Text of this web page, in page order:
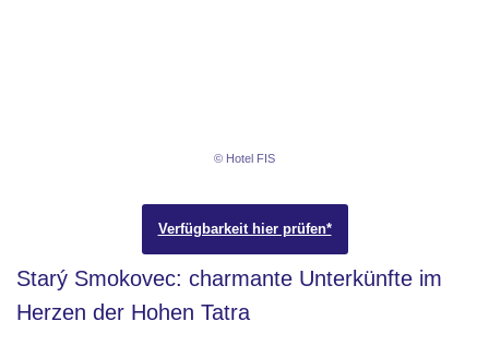
© Hotel FIS
Verfügbarkeit hier prüfen*
Starý Smokovec: charmante Unterkünfte im
Herzen der Hohen Tatra